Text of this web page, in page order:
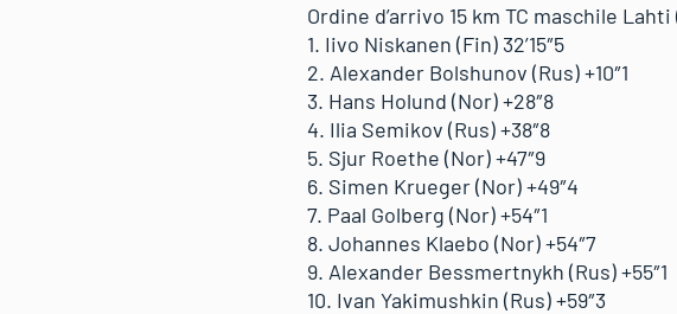
Ordine d’arrivo 15 km TC maschile Lahti
1. Iivo Niskanen (Fin) 32’15″5
2. Alexander Bolshunov (Rus) +10″1
3. Hans Holund (Nor) +28″8
4. Ilia Semikov (Rus) +38″8
5. Sjur Roethe (Nor) +47″9
6. Simen Krueger (Nor) +49″4
7. Paal Golberg (Nor) +54″1
8. Johannes Klaebo (Nor) +54″7
9. Alexander Bessmertnykh (Rus) +55″1
10. Ivan Yakimushkin (Rus) +59″3